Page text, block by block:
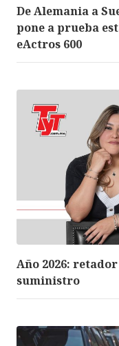
De Alemania a
pone a prueba
eActros 600
Año 2026:
suministro